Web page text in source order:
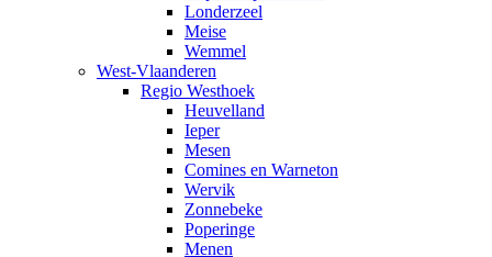
Londerzeel
Meise
Wemmel
West-Vlaanderen
Regio Westhoek
Heuvelland
Ieper
Mesen
Comines en Warneton
Wervik
Zonnebeke
Poperinge
Menen